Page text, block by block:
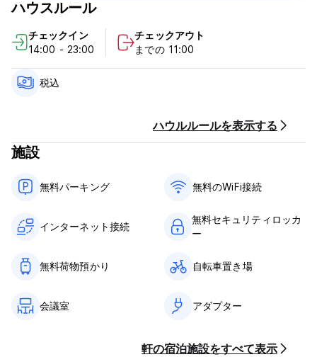
検討してください。
外部からの食べ物/アルコールの持ち込み禁止
年齢制限: 18 歳から 35 歳までのお客様のみご宿泊いただけます
静かな時間は真夜中 (00:00) に始まります
チェックアウト時間は午前11時、チェックイン時間は午後2時で
す
ハウスルール
チェックイン
14:00 - 23:00
チェックアウト
までの 11:00
税込
ハウルルールを表示する
施設
無料パーキング 無料のWiFi接続
インターネット接続
無料セキュリティロッカ
ー
無料荷物預かり 自転車置き場
会議室 アダプター
軒の宿泊施設をすべて表示